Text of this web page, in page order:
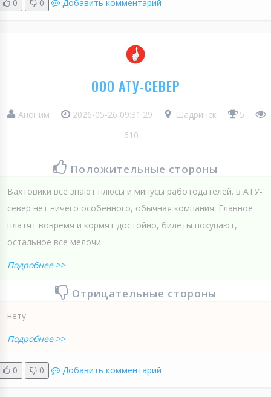
0 0 Добавить комментарий
ООО АТУ-СЕВЕР
Аноним 2026-05-26 09:31:29 Шадринск
5
610
Положительные стороны
Вахтовики все знают плюсы и минусы работодателей. в АТУ-
север нет ничего особенного, обычная компания. Главное
платят вовремя и кормят достойно, билеты покупают,
остальное все мелочи.
Подробнее >>
Отрицательные стороны
нету
Подробнее >>
0 0 Добавить комментарий